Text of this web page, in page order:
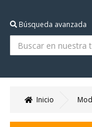
Búsqueda avanzada
Inicio